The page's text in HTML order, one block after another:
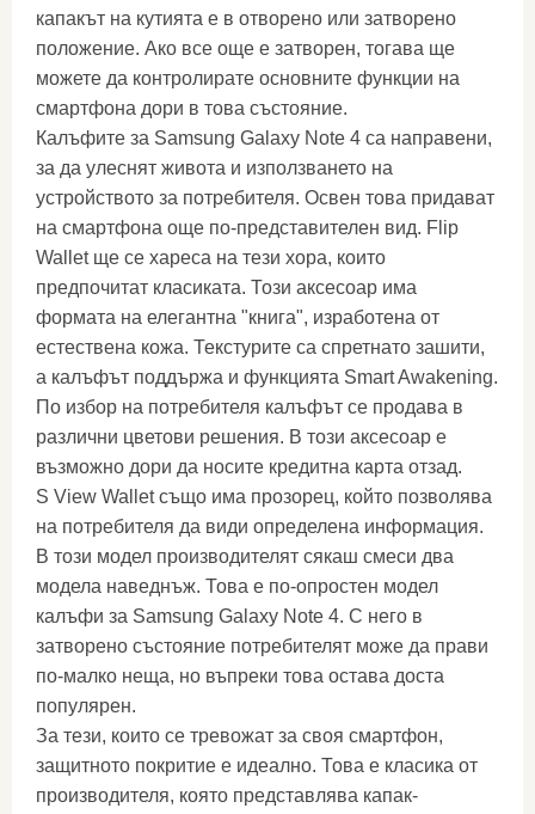
капакът на кутията е в отворено или затворено
положение. Ако все още е затворен, тогава ще
можете да контролирате основните функции на
смартфона дори в това състояние.
Калъфите за Samsung Galaxy Note 4 са направени,
за да улеснят живота и използването на
устройството за потребителя. Освен това придават
на смартфона още по-представителен вид. Flip
Wallet ще се хареса на тези хора, които
предпочитат класиката. Този аксесоар има
формата на елегантна "книга", изработена от
естествена кожа. Текстурите са спретнато зашити,
а калъфът поддържа и функцията Smart Awakening.
По избор на потребителя калъфът се продава в
различни цветови решения. В този аксесоар е
възможно дори да носите кредитна карта отзад.
S View Wallet също има прозорец, който позволява
на потребителя да види определена информация.
В този модел производителят сякаш смеси два
модела наведнъж. Това е по-опростен модел
калъфи за Samsung Galaxy Note 4. С него в
затворено състояние потребителят може да прави
по-малко неща, но въпреки това остава доста
популярен.
За тези, които се тревожат за своя смартфон,
защитното покритие е идеално. Това е класика от
производителя, която представлява капак-